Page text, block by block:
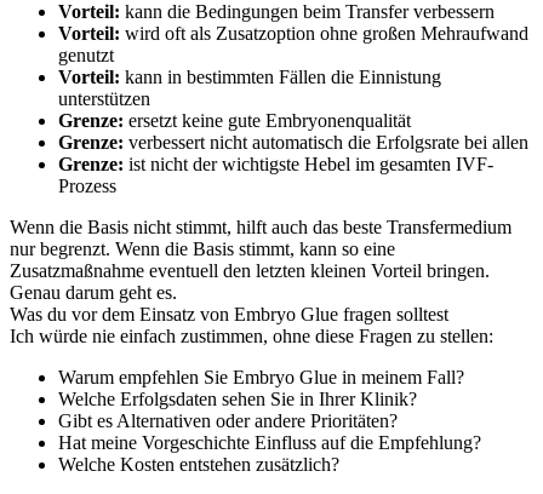
Vorteil: kann die Bedingungen beim Transfer verbessern
Vorteil: wird oft als Zusatzoption ohne großen Mehraufwand
genutzt
Vorteil: kann in bestimmten Fällen die Einnistung
unterstützen
Grenze: ersetzt keine gute Embryonenqualität
Grenze: verbessert nicht automatisch die Erfolgsrate bei allen
Grenze: ist nicht der wichtigste Hebel im gesamten IVF-
Prozess
Wenn die Basis nicht stimmt, hilft auch das beste Transfermedium
nur begrenzt. Wenn die Basis stimmt, kann so eine
Zusatzmaßnahme eventuell den letzten kleinen Vorteil bringen.
Genau darum geht es.
Was du vor dem Einsatz von Embryo Glue fragen solltest
Ich würde nie einfach zustimmen, ohne diese Fragen zu stellen:
Warum empfehlen Sie Embryo Glue in meinem Fall?
Welche Erfolgsdaten sehen Sie in Ihrer Klinik?
Gibt es Alternativen oder andere Prioritäten?
Hat meine Vorgeschichte Einfluss auf die Empfehlung?
Welche Kosten entstehen zusätzlich?